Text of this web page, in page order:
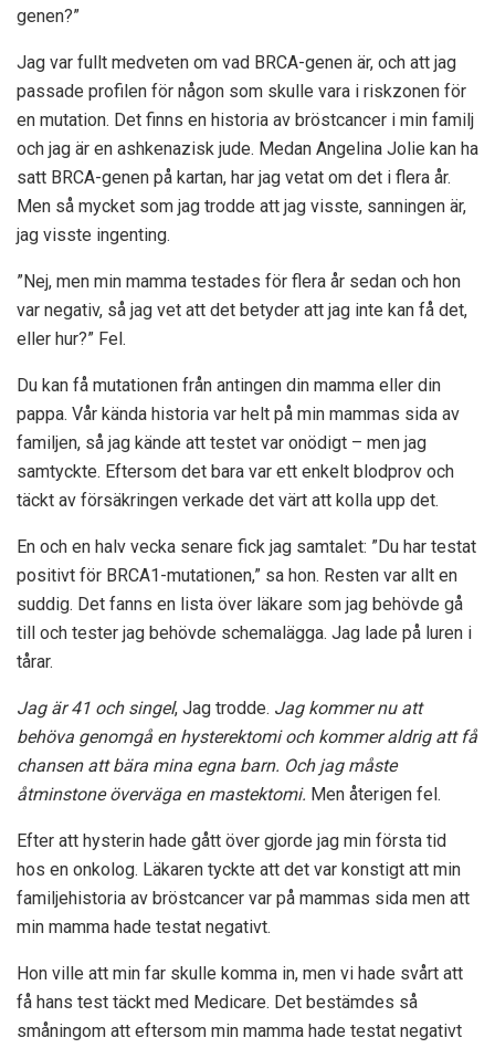
genen?”
Jag var fullt medveten om vad BRCA-genen är, och att jag
passade profilen för någon som skulle vara i riskzonen för
en mutation. Det finns en historia av bröstcancer i min familj
och jag är en ashkenazisk jude. Medan Angelina Jolie kan ha
satt BRCA-genen på kartan, har jag vetat om det i flera år.
Men så mycket som jag trodde att jag visste, sanningen är,
jag visste ingenting.
”Nej, men min mamma testades för flera år sedan och hon
var negativ, så jag vet att det betyder att jag inte kan få det,
eller hur?” Fel.
Du kan få mutationen från antingen din mamma eller din
pappa. Vår kända historia var helt på min mammas sida av
familjen, så jag kände att testet var onödigt – men jag
samtyckte. Eftersom det bara var ett enkelt blodprov och
täckt av försäkringen verkade det värt att kolla upp det.
En och en halv vecka senare fick jag samtalet: ”Du har testat
positivt för BRCA1-mutationen,” sa hon. Resten var allt en
suddig. Det fanns en lista över läkare som jag behövde gå
till och tester jag behövde schemalägga. Jag lade på luren i
tårar.
Jag är 41 och singel, Jag trodde. Jag kommer nu att
behöva genomgå en hysterektomi och kommer aldrig att få
chansen att bära mina egna barn. Och jag måste
åtminstone överväga en mastektomi. Men återigen fel.
Efter att hysterin hade gått över gjorde jag min första tid
hos en onkolog. Läkaren tyckte att det var konstigt att min
familjehistoria av bröstcancer var på mammas sida men att
min mamma hade testat negativt.
Hon ville att min far skulle komma in, men vi hade svårt att
få hans test täckt med Medicare. Det bestämdes så
småningom att eftersom min mamma hade testat negativt